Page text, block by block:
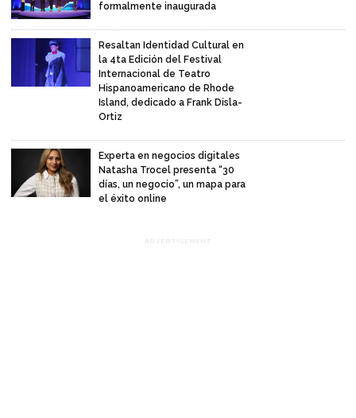
formalmente inaugurada
Resaltan Identidad Cultural en
la 4ta Edición del Festival
Internacional de Teatro
Hispanoamericano de Rhode
Island, dedicado a Frank Disla-
Ortiz
Experta en negocios digitales
Natasha Trocel presenta “30
días, un negocio”, un mapa para
el éxito online
ADVERTISEMENT